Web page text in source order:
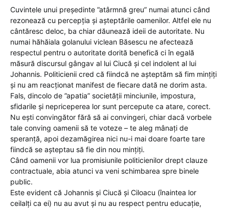
Cuvintele unui președinte ”atârmnă greu” numai atunci când
rezonează cu percepția și așteptările oamenilor. Altfel ele nu
cântăresc deloc, ba chiar dăunează ideii de autoritate. Nu
numai hăhăiala golanului viclean Băsescu ne afectează
respectul pentru o autoritate dorită benefică ci în egală
măsură discursul gângav al lui Ciucă și cel indolent al lui
Johannis. Politicienii cred că fiindcă ne așteptăm să fim mințiți
și nu am reacționat manifest de fiecare dată ne dorim asta.
Fals, dincolo de ”apatia” societății minciunile, impostura,
sfidarile și nepriceperea lor sunt percepute ca atare, corect.
Nu ești convingător fără să ai convingeri, chiar dacă vorbele
tale conving oamenii să te voteze – te aleg mânați de
speranță, apoi dezamăgirea nici nu-i mai doare foarte tare
fiindcă se așteptau să fie din nou mințiți.
Când oamenii vor lua promisiunile politicienilor drept clauze
contractuale, abia atunci va veni schimbarea spre binele
public.
Este evident că Johannis și Ciucă și Ciloacu (înaintea lor
ceilalți ca ei) nu au avut și nu au respect pentru educație,